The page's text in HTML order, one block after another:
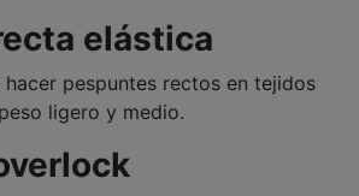
elástica
hacer pespuntes rectos en tejidos
ligero y medio.